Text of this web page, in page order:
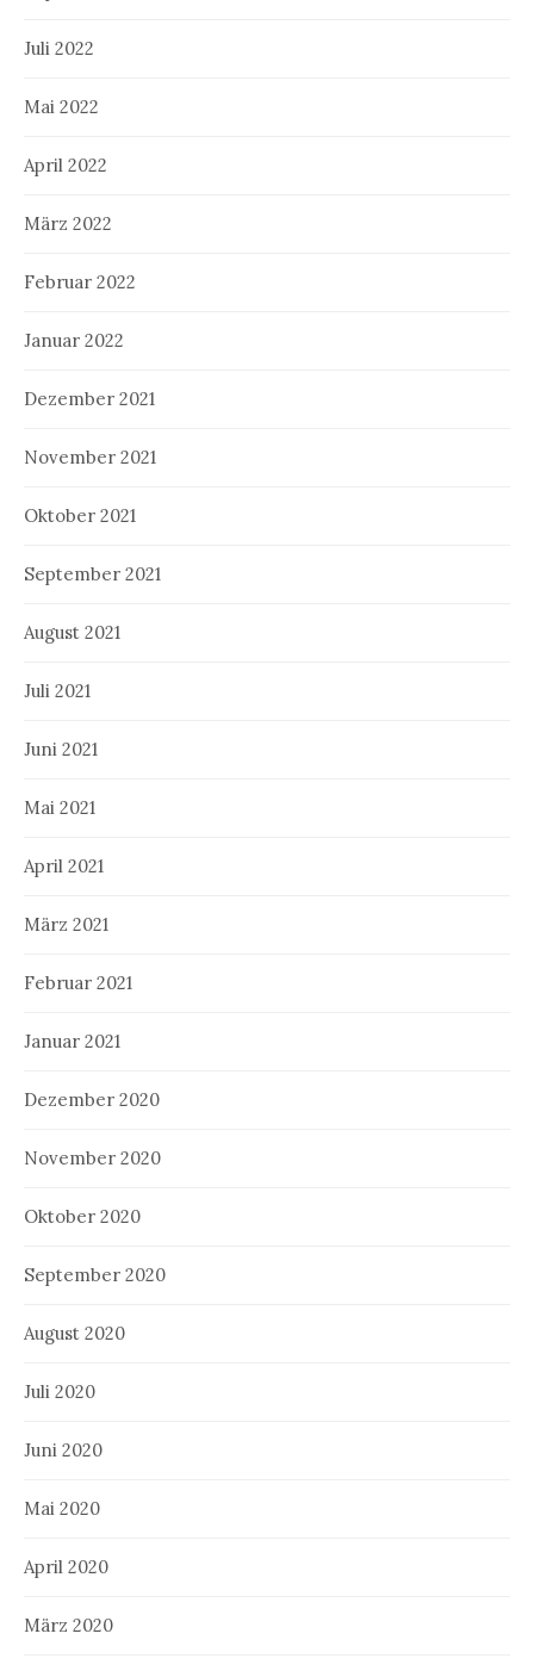
Juli 2022
Mai 2022
April 2022
März 2022
Februar 2022
Januar 2022
Dezember 2021
November 2021
Oktober 2021
September 2021
August 2021
Juli 2021
Juni 2021
Mai 2021
April 2021
März 2021
Februar 2021
Januar 2021
Dezember 2020
November 2020
Oktober 2020
September 2020
August 2020
Juli 2020
Juni 2020
Mai 2020
April 2020
März 2020